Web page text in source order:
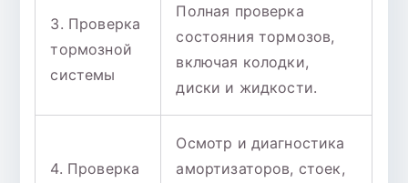
3. Проверка
тормозной
системы
Полная проверка
состояния тормозов,
включая колодки,
диски и жидкости.
4. Проверка
Осмотр и диагностика
амортизаторов, стоек,